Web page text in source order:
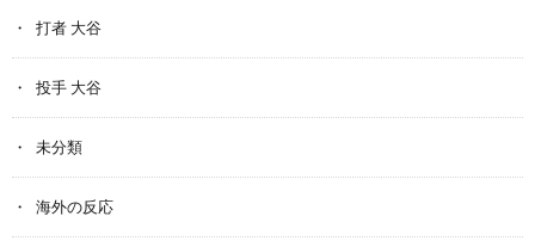
打者 大谷
投手 大谷
未分類
海外の反応